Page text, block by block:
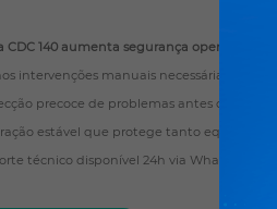
CDC 140 aumenta segurança operacional:
intervenções manuais necessárias graças
precoce de problemas antes que se
estável que protege tanto
técnico disponível 24h via WhatsApp.